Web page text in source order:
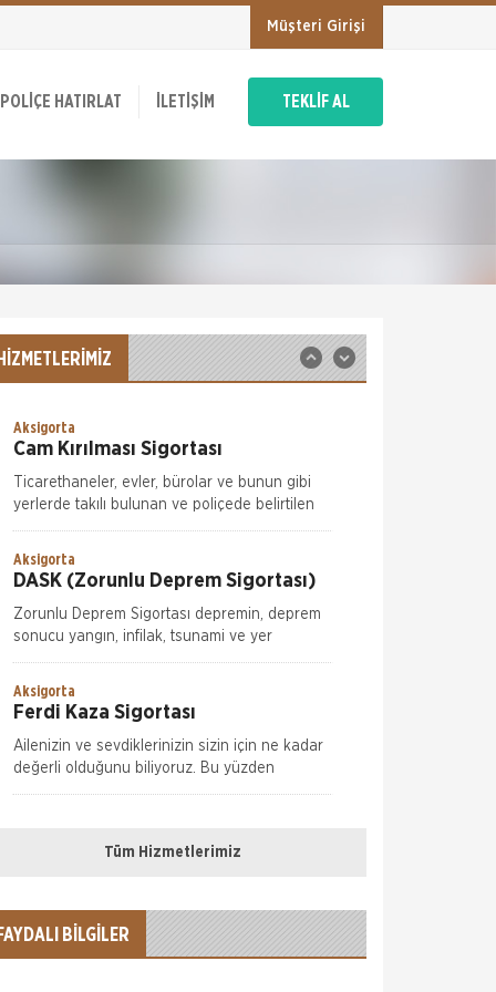
Müşteri Girişi
POLIÇE HATIRLAT İLETIŞIM TEKLİF AL
HİZMETLERİMİZ
muhtemel birçok zararın karşılanmasını
sağlayan geniş kapsamlı bir sigorta türüdür.
Hepiyi Sigorta
tetkik ve tedavi giderleriniz için fark ücr
Trafik Sigortası her araç için yapılması zorunlu
Aksigorta
Cam Kırılması Sigortası
Ticarethaneler, evler, bürolar ve bunun gibi
yerlerde takılı bulunan ve poliçede belirtilen
Aksigorta
DASK (Zorunlu Deprem Sigortası)
Zorunlu Deprem Sigortası depremin, deprem
sonucu yangın, infilak, tsunami ve yer
Doğal Afetler
Aksigorta
Ferdi Kaza Sigortası
Ailenizin ve sevdiklerinizin sizin için ne kadar
değerli olduğunu biliyoruz. Bu yüzden
Hırsızlık Sigortası
neticesinde uğrayacakları ziya ve zararları
teminat altına alabilirsiniz.
Tüm Hizmetlerimiz
FAYDALI BİLGİLER